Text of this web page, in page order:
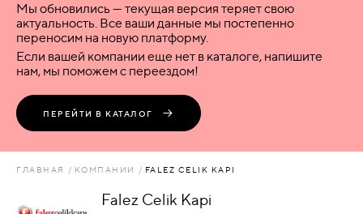
ВОРОТА
ПЕРЕГОРОДКИ
АКСЕССУАРЫ
Мы обновились — текущая версия теряет свою
актуальность. Все ваши данные мы постепенно
переносим на новую платформу.
Если вашей компании еще нет в каталоге, напишите
нам, мы поможем с переездом!
ПЕРЕЙТИ В КАТАЛОГ
ГЛАВНАЯ КОМПАНИИ FALEZ CELIK KAPI
Falez Celik Kapi